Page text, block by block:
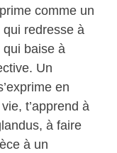
comme un
redresse à
baise à
Un
en
t’apprend à
à faire
à un